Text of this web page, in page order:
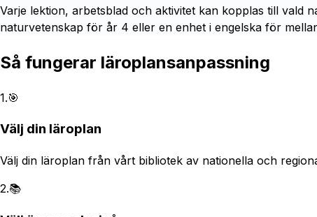
Varje lektion, arbetsblad och aktivitet kan kopplas till vald
naturvetenskap för år 4 eller en enhet i engelska för
Så fungerar läroplansanpassning
1.🎯
Välj din läroplan
Välj din läroplan från vårt bibliotek av nationella och
2.📚